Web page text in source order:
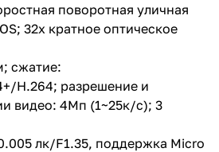
- +60
поворотная уличная
32x кратное оптическое
сжатие:
H.264; разрешение и
видео: 4Мп (1~25к/с); 3
лк/F1.35, поддержка Micro